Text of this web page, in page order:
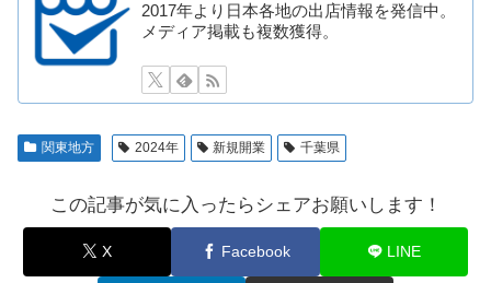
2017年より日本各地の出店情報を発信中。
メディア掲載も複数獲得。
関東地方 2024年 新規開業 千葉県
この記事が気に入ったらシェアお願いします！
X Facebook LINE